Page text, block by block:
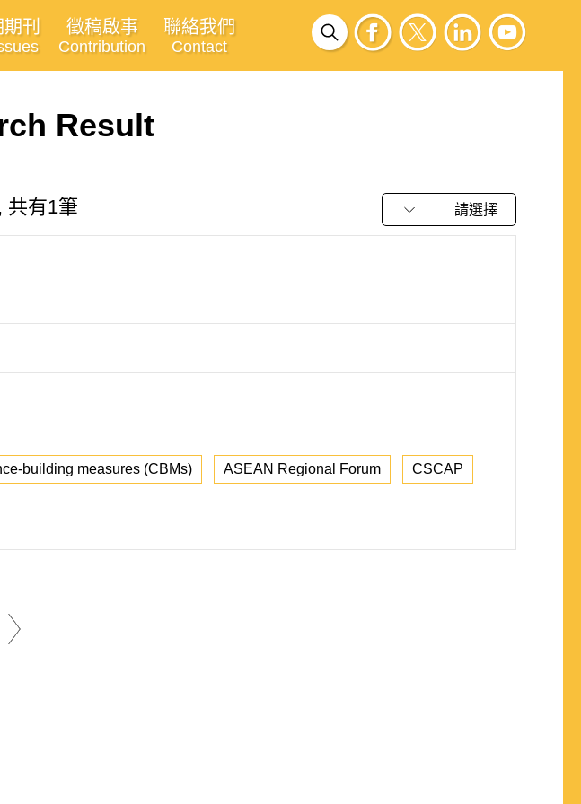
刊 徵稿啟事
Contribution
聯絡我們
Contact
Result
共有1筆 請選擇
building measures (CBMs) ASEAN Regional Forum CSCAP